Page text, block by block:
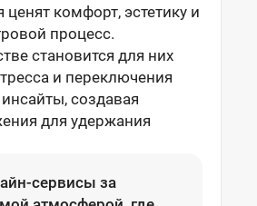
комфорт, эстетику и
процесс.
становится для них
и переключения
создавая
для удержания
сервисы за